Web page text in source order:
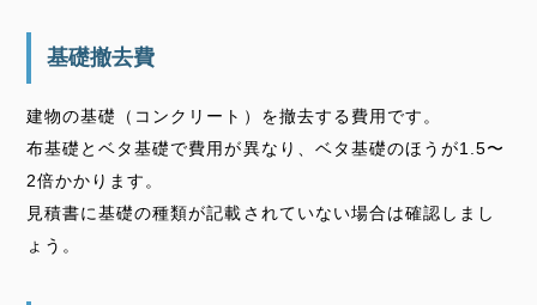
基礎撤去費
建物の基礎（コンクリート）を撤去する費用です。
布基礎とベタ基礎で費用が異なり、ベタ基礎のほうが1.5〜
2倍かかります。
見積書に基礎の種類が記載されていない場合は確認しまし
ょう。